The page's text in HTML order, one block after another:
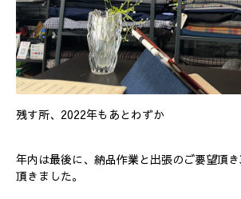
残す所、2022年もあとわずか
年内は最後に、納品作業と出張のご要望頂
頂きました。